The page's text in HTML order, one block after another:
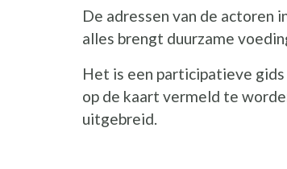
De adressen van de actoren
alles brengt duurzame
Het is een participatieve
op de kaart vermeld te
uitgebreid.